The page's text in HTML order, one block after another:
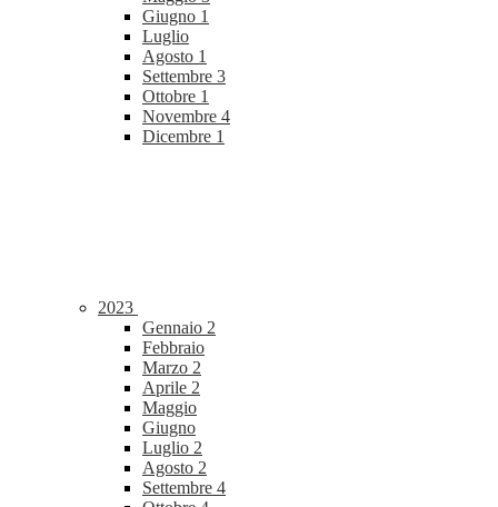
Giugno 1
Luglio
Agosto 1
Settembre 3
Ottobre 1
Novembre 4
Dicembre 1
2023
Gennaio 2
Febbraio
Marzo 2
Aprile 2
Maggio
Giugno
Luglio 2
Agosto 2
Settembre 4